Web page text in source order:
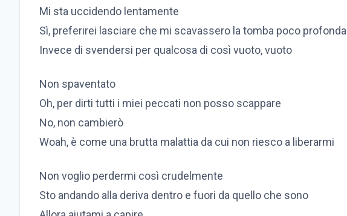
Mi sta uccidendo lentamente
Sì, preferirei lasciare che mi scavassero la tomba poco profonda
Invece di svendersi per qualcosa di così vuoto, vuoto
Non spaventato
Oh, per dirti tutti i miei peccati non posso scappare
No, non cambierò
Woah, è come una brutta malattia da cui non riesco a liberarmi
Non voglio perdermi così crudelmente
Sto andando alla deriva dentro e fuori da quello che sono